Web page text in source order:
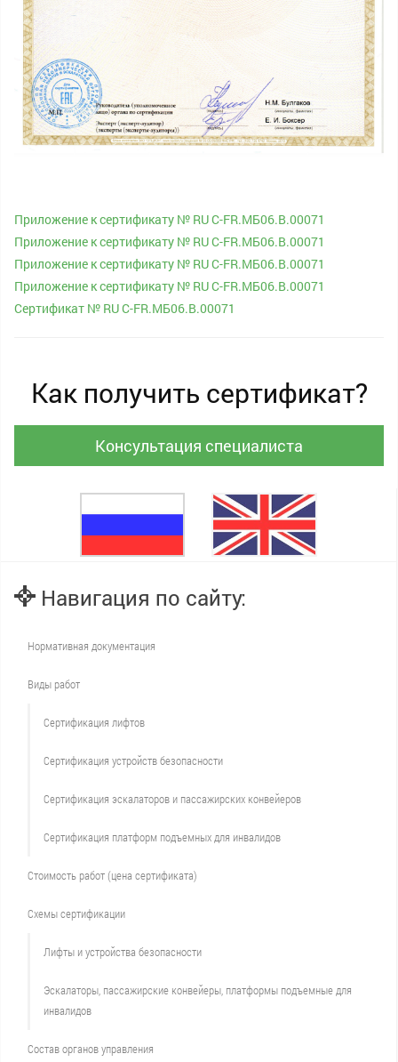
Приложение к сертификату № RU С-FR.МБ06.В.00071
Приложение к сертификату № RU С-FR.МБ06.В.00071
Приложение к сертификату № RU С-FR.МБ06.В.00071
Приложение к сертификату № RU С-FR.МБ06.В.00071
Сертификат № RU С-FR.МБ06.В.00071
Как получить сертификат?
Консультация специалиста
Навигация по сайту:
Нормативная документация
Виды работ
Сертификация лифтов
Сертификация устройств безопасности
Сертификация эскалаторов и пассажирских конвейеров
Сертификация платформ подъемных для инвалидов
Стоимость работ (цена сертификата)
Схемы сертификации
Лифты и устройства безопасности
Эскалаторы, пассажирские конвейеры, платформы подъемные для
инвалидов
Состав органов управления